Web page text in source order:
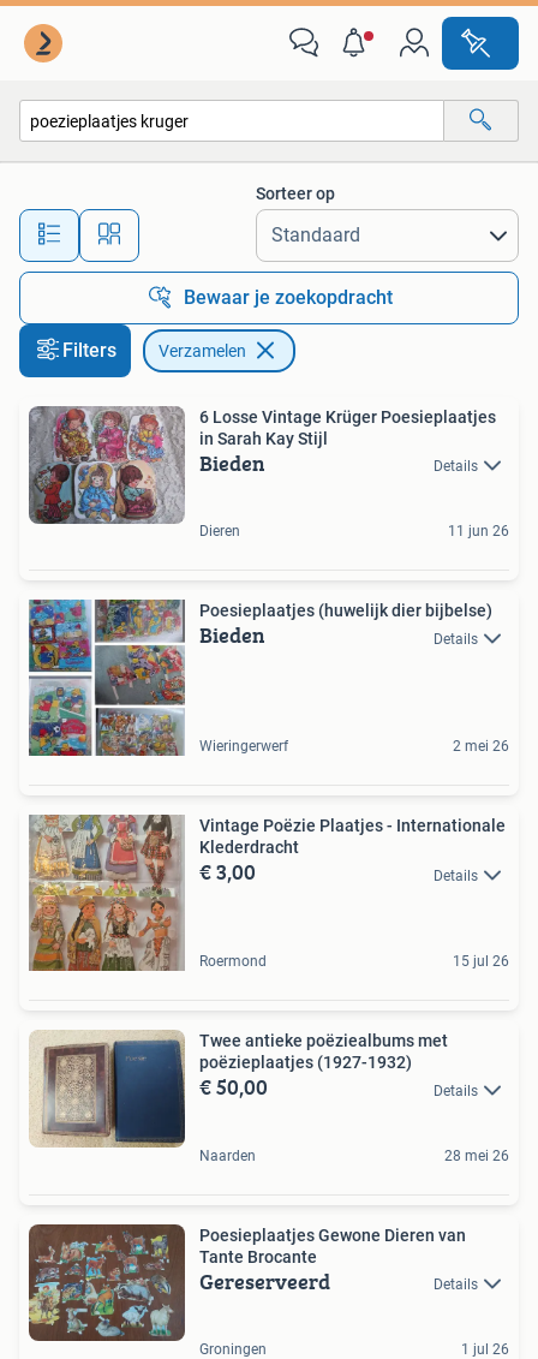
Alle afstanden…
Sorteer op
Bewaar je zoekopdracht
Filters Verzamelen
6 Losse Vintage Krüger Poesieplaatjes
in Sarah Kay Stijl
Bieden Details
Dieren 11 jun 26
Poesieplaatjes (huwelijk dier bijbelse)
Bieden Details
Wieringerwerf 2 mei 26
Vintage Poëzie Plaatjes - Internationale
Klederdracht
€ 3,00 Details
Roermond 15 jul 26
Twee antieke poëziealbums met
poëzieplaatjes (1927-1932)
€ 50,00 Details
Naarden 28 mei 26
Poesieplaatjes Gewone Dieren van
Tante Brocante
Gereserveerd Details
Groningen 1 jul 26